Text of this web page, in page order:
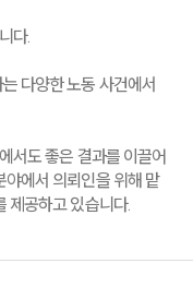
다.
다양한 노동 사건에서
서도 좋은 결과를 이끌어
에서 의뢰인을 위해 맡
제공하고 있습니다.